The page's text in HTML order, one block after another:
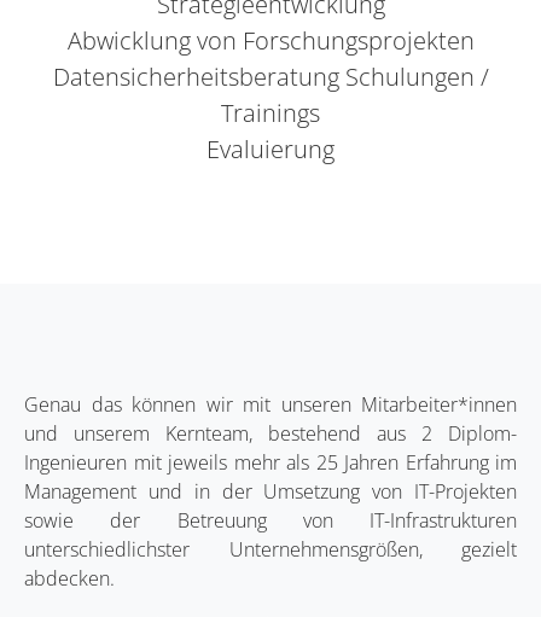
Abwicklung von Forschungsprojekten
Datensicherheitsberatung Schulungen /
Trainings
Evaluierung
Genau das können wir mit unseren Mitarbeiter*innen
und unserem Kernteam, bestehend aus 2 Diplom-
Ingenieuren mit jeweils mehr als 25 Jahren Erfahrung im
Management und in der Umsetzung von IT-Projekten
sowie der Betreuung von IT-Infrastrukturen
unterschiedlichster Unternehmensgrößen, gezielt
abdecken.